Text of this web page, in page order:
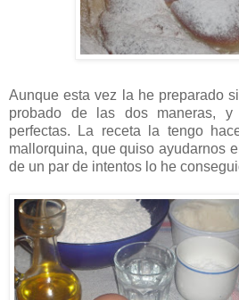
Aunque esta vez la he preparado
probado de las dos maneras,
perfectas. La receta la tengo
mallorquina, que quiso ayudarnos
de un par de intentos lo he